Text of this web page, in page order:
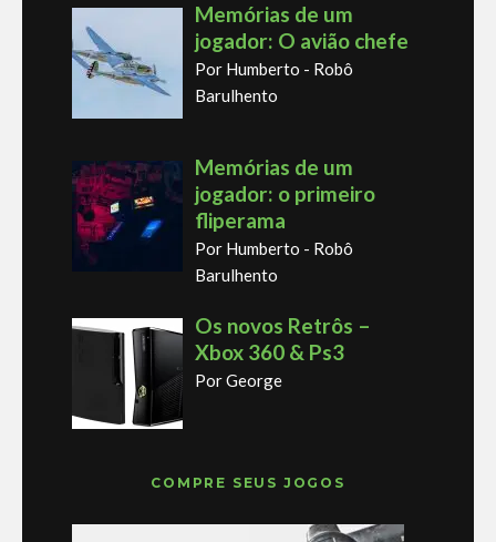
Memórias de um
jogador: O avião chefe
Por Humberto - Robô
Barulhento
Memórias de um
jogador: o primeiro
fliperama
Por Humberto - Robô
Barulhento
Os novos Retrôs –
Xbox 360 & Ps3
Por George
COMPRE SEUS JOGOS